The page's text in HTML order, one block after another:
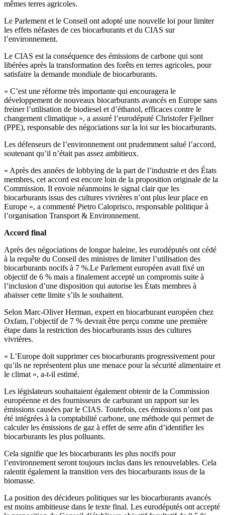
mêmes terres agricoles.
Le Parlement et le Conseil ont adopté une nouvelle loi pour limiter
les effets néfastes de ces biocarburants et du CIAS sur
l’environnement.
Le CIAS est la conséquence des émissions de carbone qui sont
libérées après la transformation des forêts en terres agricoles, pour
satisfaire la demande mondiale de biocarburants.
« C’est une réforme très importante qui encouragera le
développement de nouveaux biocarburants avancés en Europe sans
freiner l’utilisation de biodiesel et d’éthanol, efficaces contre le
changement climatique », a assuré l’eurodéputé Christofer Fjellner
(PPE), responsable des négociations sur la loi sur les biocarburants.
Les défenseurs de l’environnement ont prudemment salué l’accord,
soutenant qu’il n’était pas assez ambitieux.
« Après des années de lobbying de la part de l’industrie et des États
membres, cet accord est encore loin de la proposition originale de la
Commission. Il envoie néanmoins le signal clair que les
biocarburants issus des cultures vivrières n’ont plus leur place en
Europe », a commenté Pietro Caloprisco, responsable politique à
l’organisation Transport & Environnement.
Accord final
Après des négociations de longue haleine, les eurodéputés ont cédé
à la requête du Conseil des ministres de limiter l’utilisation des
biocarburants nocifs à 7 %.Le Parlement européen avait fixé un
objectif de 6 % mais a finalement accepté un compromis suite à
l’inclusion d’une disposition qui autorise les États membres à
abaisser cette limite s’ils le souhaitent.
Selon Marc-Oliver Herman, expert en biocarburant européen chez
Oxfam, l’objectif de 7 % devrait être perçu comme une première
étape dans la restriction des biocarburants issus des cultures
vivrières.
« L’Europe doit supprimer ces biocarburants progressivement pour
qu’ils ne représentent plus une menace pour la sécurité alimentaire et
le climat », a-t-il estimé.
Les législateurs souhaitaient également obtenir de la Commission
européenne et des fournisseurs de carburant un rapport sur les
émissions causées par le CIAS. Toutefois, ces émissions n’ont pas
été intégrées à la comptabilité carbone, une méthode qui permet de
calculer les émissions de gaz à effet de serre afin d’identifier les
biocarburants les plus polluants.
Cela signifie que les biocarburants les plus nocifs pour
l’environnement seront toujours inclus dans les renouvelables. Cela
ralentit également la transition vers des biocarburants issus de la
biomasse.
La position des décideurs politiques sur les biocarburants avancés
est moins ambitieuse dans le texte final. Les eurodéputés ont accepté